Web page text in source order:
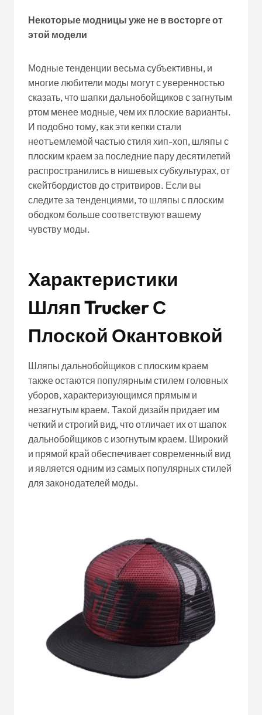
Некоторые модницы уже не в восторге от
этой модели
Модные тенденции весьма субъективны, и
многие любители моды могут с уверенностью
сказать, что шапки дальнобойщиков с загнутым
ртом менее модные, чем их плоские варианты.
И подобно тому, как эти кепки стали
неотъемлемой частью стиля хип-хоп, шляпы с
плоским краем за последние пару десятилетий
распространились в нишевых субкультурах, от
скейтбордистов до стритвиров. Если вы
следите за тенденциями, то шляпы с плоским
ободком больше соответствуют вашему
чувству моды.
Характеристики
Шляп Trucker С
Плоской Окантовкой
Шляпы дальнобойщиков с плоским краем
также остаются популярным стилем головных
уборов, характеризующимся прямым и
незагнутым краем. Такой дизайн придает им
четкий и строгий вид, что отличает их от шапок
дальнобойщиков с изогнутым краем. Широкий
и прямой край обеспечивает современный вид
и является одним из самых популярных стилей
для законодателей моды.